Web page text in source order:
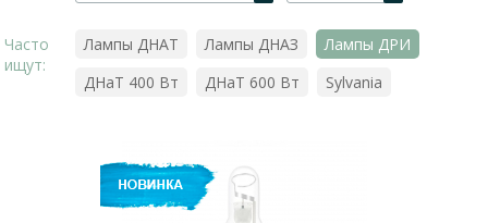
Часто
ищут:
Лампы ДНАТ Лампы ДНАЗ
Лампы ДРИ
ДНаТ 400 Вт
ДНаТ 600 Вт Sylvania